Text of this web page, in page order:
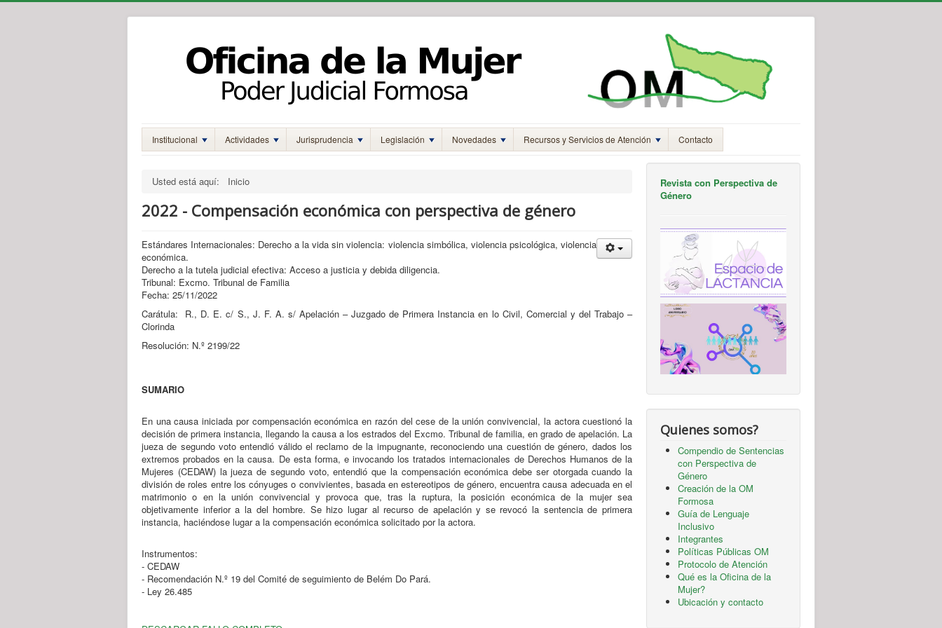
Institucional Actividades Jurisprudencia Legislación Novedades Recursos y Servicios de Atención Contacto
Usted está aquí: Inicio
2022 - Compensación económica con perspectiva de género
Estándares Internacionales: Derecho a la vida sin violencia: violencia simbólica, violencia psicológica, violencia
económica.
Derecho a la tutela judicial efectiva: Acceso a justicia y debida diligencia.
Tribunal: Excmo. Tribunal de Familia
Fecha: 25/11/2022
Carátula: R., D. E. c/ S., J. F. A. s/ Apelación – Juzgado de Primera Instancia en lo Civil, Comercial y del Trabajo –
Clorinda
Resolución: N.º 2199/22
SUMARIO
En una causa iniciada por compensación económica en razón del cese de la unión convivencial, la actora cuestionó la
decisión de primera instancia, llegando la causa a los estrados del Excmo. Tribunal de familia, en grado de apelación. La
jueza de segundo voto entendió válido el reclamo de la impugnante, reconociendo una cuestión de género, dados los
extremos probados en la causa. De esta forma, e invocando los tratados internacionales de Derechos Humanos de la
Mujeres (CEDAW) la jueza de segundo voto, entendió que la compensación económica debe ser otorgada cuando la
división de roles entre los cónyuges o convivientes, basada en estereotipos de género, encuentra causa adecuada en el
matrimonio o en la unión convivencial y provoca que, tras la ruptura, la posición económica de la mujer sea
objetivamente inferior a la del hombre. Se hizo lugar al recurso de apelación y se revocó la sentencia de primera
instancia, haciéndose lugar a la compensación económica solicitado por la actora.
Instrumentos:
- CEDAW
- Recomendación N.º 19 del Comité de seguimiento de Belém Do Pará.
- Ley 26.485
Revista con Perspectiva de
Género
Quienes somos?
Compendio de Sentencias
con Perspectiva de
Género
Creación de la OM
Formosa
Guía de Lenguaje
Inclusivo
Integrantes
Políticas Públicas OM
Protocolo de Atención
Qué es la Oficina de la
Mujer?
Ubicación y contacto